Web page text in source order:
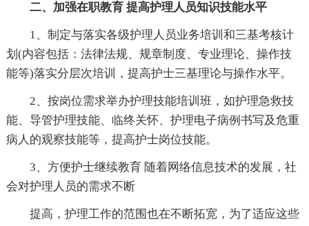
二、加强在职教育 提高护理人员知识技能水平
1、制定与落实各级护理人员业务培训和三基考核计
划(内容包括：法律法规、规章制度、专业理论、操作技
能等)落实分层次培训，提高护士三基理论与操作水平。
2、按岗位需求举办护理技能培训班，如护理急救技
能、导管护理技能、临终关怀、护理电子病例书写及危重
病人的观察技能等，提高护士岗位技能。
3、方便护士继续教育 随着网络信息技术的发展，社
会对护理人员的需求不断
提高，护理工作的范围也在不断拓宽，为了适应这些